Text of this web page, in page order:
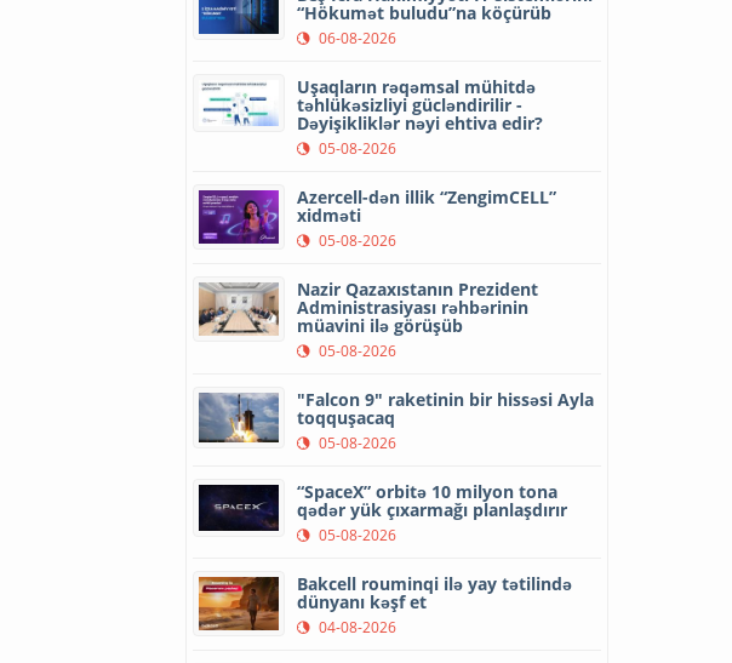
“Hökumət buludu”na köçürüb
06-08-2026
Uşaqların rəqəmsal mühitdə
təhlükəsizliyi gücləndirilir -
Dəyişikliklər nəyi ehtiva edir?
05-08-2026
Azercell-dən illik “ZengimCELL”
xidməti
05-08-2026
Nazir Qazaxıstanın Prezident
Administrasiyası rəhbərinin
müavini ilə görüşüb
05-08-2026
"Falcon 9" raketinin bir hissəsi Ayla
toqquşacaq
05-08-2026
“SpaceX” orbitə 10 milyon tona
qədər yük çıxarmağı planlaşdırır
05-08-2026
Bakcell rouminqi ilə yay tətilində
dünyanı kəşf et
04-08-2026